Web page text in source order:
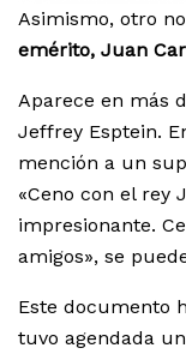
Asimismo, otro
emérito, Juan
Aparece en más
Jeffrey Esptein.
mención a un
«Ceno con el rey
impresionante.
amigos», se
Este documento
tuvo agendada